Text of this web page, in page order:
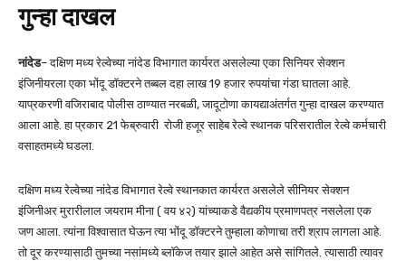
गुन्हा दाखल
नांदेड– दक्षिण मध्य रेल्वेच्या नांदेड विभागात कार्यरत असलेल्या एका सिनियर सेक्शन
इंजिनीयरला एका भोंदू डॉक्टरने तब्बल दहा लाख 19 हजार रुपयांचा गंडा घातला आहे.
याप्रकरणी वजिराबाद पोलीस ठाण्यात नरबळी, जादूटोणा कायद्याअंतर्गत गुन्हा दाखल करण्यात
आला आहे. हा प्रकार 21 फेब्रुवारी रोजी हजूर साहेब रेल्वे स्थानक परिसरातील रेल्वे कर्मचारी
वसाहतमध्ये घडला.
दक्षिण मध्य रेल्वेच्या नांदेड विभागात रेल्वे स्थानकात कार्यरत असलेले सीनियर सेक्शन
इंजिनीअर मुरारीलाल जयराम मीना ( वय ४२) यांच्याकडे वैद्यकीय प्रमाणपत्र नसलेला एक
जण आला. त्यांना विश्वासात घेऊन त्या भोंदू डॉक्टरने तुम्हाला कोणाचा तरी श्राप लागला आहे.
तो दूर करण्यासाठी तुमच्या नसांमध्ये ब्लॉकेज तयार झाले आहेत असे सांगितले. त्यासाठी त्यावर